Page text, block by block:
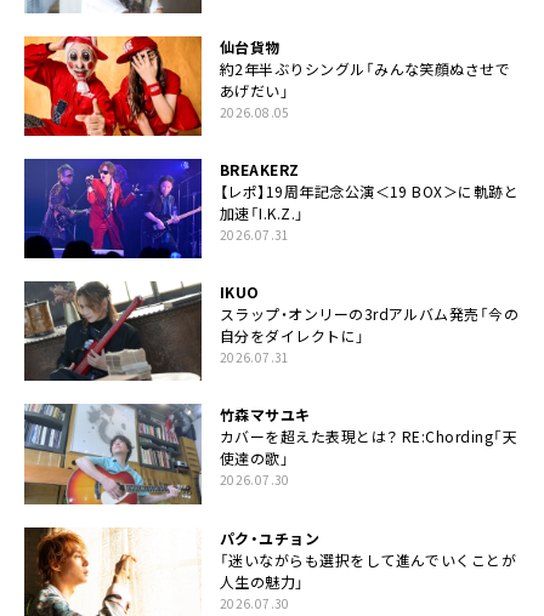
仙台貨物
約2年半ぶりシングル「みんな笑顔ぬさせで
あげだい」
2026.08.05
BREAKERZ
【レポ】19周年記念公演＜19 BOX＞に軌跡と
加速「I.K.Z.」
2026.07.31
IKUO
スラップ・オンリーの3rdアルバム発売「今の
自分をダイレクトに」
2026.07.31
竹森マサユキ
カバーを超えた表現とは？ RE:Chording「天
使達の歌」
2026.07.30
パク・ユチョン
「迷いながらも選択をして進んでいくことが
人生の魅力」
2026.07.30